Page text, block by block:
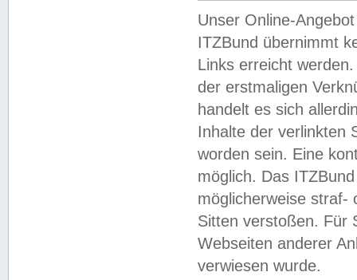
Unser Online-
ITZBund übernimmt
Links erreicht
der erstmaligen
handelt es sich
Inhalte der verlinkten
worden sein. Eine
möglich. Das
möglicherweise straf-
Sitten verstoßen. Für
Webseiten anderer
verwiesen wurde.